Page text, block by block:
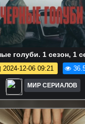
голуби. 1 сезон, 1
2024-12-06 09:21
МИР СЕРИАЛОВ